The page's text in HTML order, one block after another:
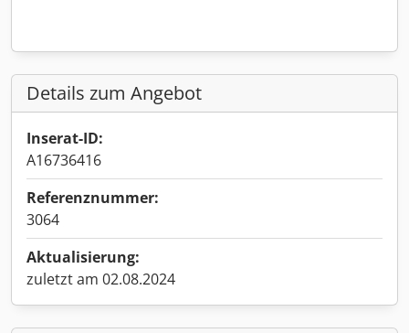
Details zum Angebot
Inserat-ID:
A16736416
Referenznummer:
3064
Aktualisierung:
zuletzt am 02.08.2024